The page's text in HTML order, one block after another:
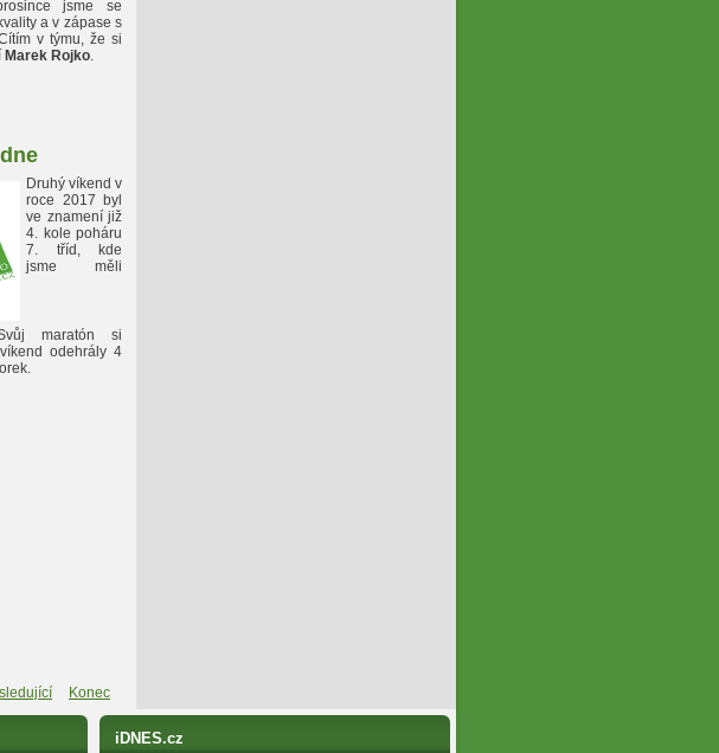
jsme se
a v zápase s
v týmu, že si
Marek Rojko.
Druhý víkend v
roce 2017 byl
ve znamení již
4. kole poháru
7. tříd, kde
jsme měli
maratón si
odehrály 4
Konec
iDNES.cz